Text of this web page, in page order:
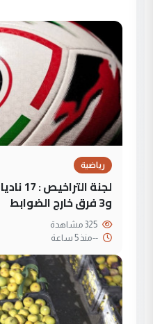
رياضية
لجنة
و3 فرق خارج الضوابط
--منذ 5 ساعة